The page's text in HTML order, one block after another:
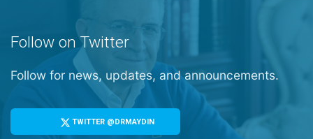
Follow on Twitter
Follow for news, updates, and announcements.
TWITTER @DRMAYDIN